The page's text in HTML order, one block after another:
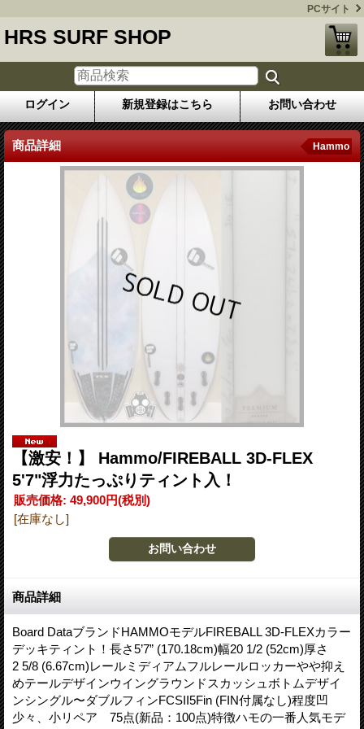
PCサイト
HRS SURF SHOP
ログイン 新規登録はこちら お問い合わせ
商品詳細 Hammo
【激安！】 Hammo/FIREBALL 3D-FLEX
5'7"浮力たっぷりティント入！
販売価格: 49,900円(税別)
[在庫なし]
商品詳細
Board DataブランドHAMMOモデルFIREBALL 3D-FLEXカラー
デッキティント！長さ5’7” (170.18cm)幅20 1/2 (52cm)厚さ
2 5/8 (6.67cm)レールミディアムフルレールロッカーやや抑え
めテールデザインウイングラウンドスカッシュボトムデザイ
ンシングル〜ダブルフィンFCSII5Fin (FIN付属なし)程度凹
少々、小リペア 75点(新品：100点)特徴ハモの一番人気モデ